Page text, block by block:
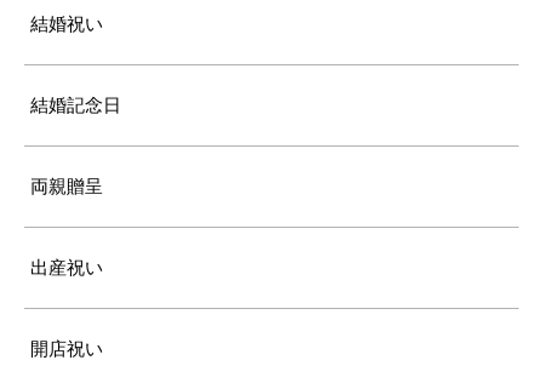
結婚祝い
結婚記念日
両親贈呈
出産祝い
開店祝い